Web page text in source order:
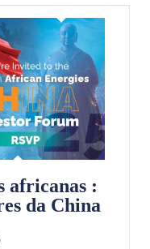
africanas :
da China